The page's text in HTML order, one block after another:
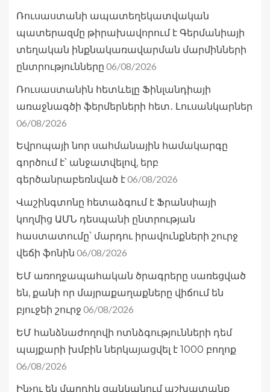
Ռուսաստանի ապատեղեկատվական
պատերազմը թիրախավորում է Գերմանիայի
տեղական ինքնակառավարման մարմինների
ընտրությունները 06/08/2026
Ռուսաստանին հետևելը Ֆինլանդիայի
առաջնագծի ֆերմերների հետ․ Լուսանկարներ
06/08/2026
Եվրոպայի նոր սահմանային համակարգը
գործում է՝ անջատվելով, երբ
գերծանրաբեռնված է06/08/2026
Վաշինգտոնը հետաձգում է Ֆրանսիայի
կողմից ԱՄՆ դեսպանի ընտրության
հաստատումը՝ մարդու իրավունքների շուրջ
վեճի ֆոնին 06/08/2026
ԵՄ առողջապահական ծրագրերը սառեցված
են, քանի որ մայրաքաղաքները վիճում են
բյուջեի շուրջ 06/08/2026
ԵՄ հանձնաժողովի ոտնձգությունների դեմ
պայքարի խմբին ներկայացվել է 1000 բողոք
06/08/2026
Ինչու են մարդիկ ցանկանում աշխատանք